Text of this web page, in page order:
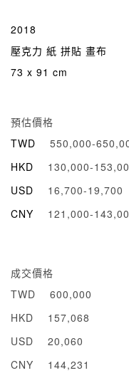
2018
壓克力 紙 拼貼 畫布
73 x 91 cm
預估價格
TWD
550,000-
HKD
130,000-
USD
16,700-19,700
CNY
121,000-
成交價格
TWD
600,000
HKD
157,068
USD
20,060
CNY
144,231